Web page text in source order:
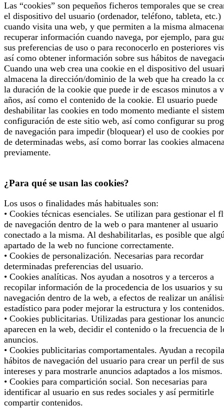
Las “cookies” son pequeños ficheros temporales que se
el dispositivo del usuario (ordenador, teléfono, tableta, etc.)
cuando visita una web, y que permiten a la misma
recuperar información cuando navega, por ejemplo, para
sus preferencias de uso o para reconocerlo en posteriores
así como obtener información sobre sus hábitos de
Cuando una web crea una cookie en el dispositivo del
almacena la dirección/dominio de la web que ha creado la
la duración de la cookie que puede ir de escasos minutos a
años, así como el contenido de la cookie. El usuario puede
deshabilitar las cookies en todo momento mediante el
configuración de este sitio web, así como configurar su
de navegación para impedir (bloquear) el uso de cookies
de determinadas webs, así como borrar las cookies
previamente.
¿Para qué se usan las cookies?
Los usos o finalidades más habituales son:
• Cookies técnicas esenciales. Se utilizan para gestionar el
de navegación dentro de la web o para mantener al usuario
conectado a la misma. Al deshabilitarlas, es posible que
apartado de la web no funcione correctamente.
• Cookies de personalización. Necesarias para recordar
determinadas preferencias del usuario.
• Cookies analíticas. Nos ayudan a nosotros y a terceros a
recopilar información de la procedencia de los usuarios y su
navegación dentro de la web, a efectos de realizar un
estadístico para poder mejorar la estructura y los contenidos.
• Cookies publicitarias. Utilizadas para gestionar los
aparecen en la web, decidir el contenido o la frecuencia de
anuncios.
• Cookies publicitarias comportamentales. Ayudan a
hábitos de navegación del usuario para crear un perfil de sus
intereses y para mostrarle anuncios adaptados a los mismos.
• Cookies para compartición social. Son necesarias para
identificar al usuario en sus redes sociales y así permitirle
compartir contenidos.